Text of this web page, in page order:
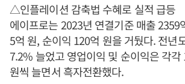
△인플레이션 감축법 수혜로 실적 급등
에이프로는 2023년 연결기준 매출 2359
5억 원, 순이익 120억 원을 거뒀다. 전년
7.2% 늘었고 영업이익 및 순이익은 각각
원씩 늘면서 흑자전환했다.